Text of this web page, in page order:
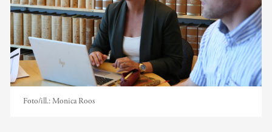
Foto/ill.:Monica Roos